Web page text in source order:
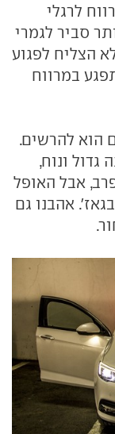
לרגלי
סביר לגמרי
הצליח לפגוע
במרווח
הוא להרשים.
ונוח,
אבל האופל
אהבנו גם